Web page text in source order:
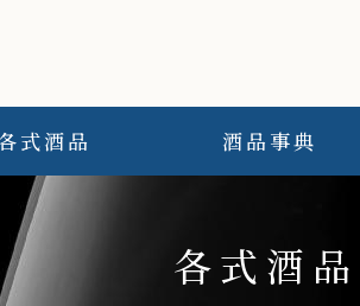
式酒品 酒品事典
各式酒品